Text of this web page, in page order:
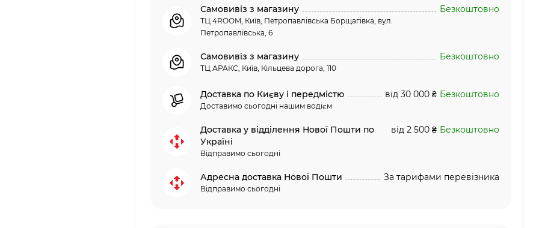
Самовивіз з магазину
ТЦ 4ROOM, Київ, Петропавлівська Борщагівка, вул.
Петропавлівська, 6
Безкоштовно
Самовивіз з магазину
ТЦ АРАКС, Київ, Кільцева дорога, 110
Безкоштовно
Доставка по Києву і передмістю
Доставимо сьогодні нашим водієм
від 30 000 ₴ Безкоштовно
Доставка у відділення Нової Пошти по
Україні
Відправимо сьогодні
від 2 500 ₴ Безкоштовно
Адресна доставка Нової Пошти
Відправимо сьогодні
За тарифами перевізника